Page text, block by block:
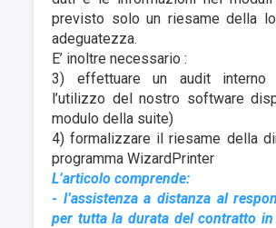
previsto solo un riesame della
adeguatezza.
E’ inoltre necessario :
3) effettuare un audit interno
l’utilizzo del nostro software
modulo della suite)
4) formalizzare il riesame della
programma WizardPrinter
L’articolo comprende:
- l’assistenza a distanza al
per tutta la durata del contratto